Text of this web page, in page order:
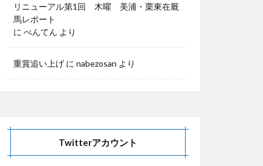
リニューアル第1回 木曜 美浦・栗東在厩
馬レポート
に べんてん より
重賞追い上げ に nabezosan より
Twitterアカウント